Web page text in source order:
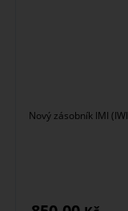
Nový zásobník IMI